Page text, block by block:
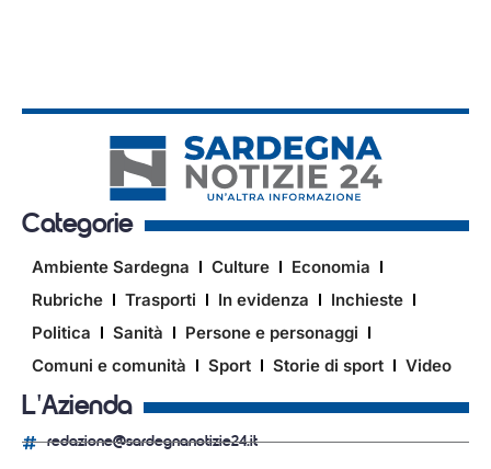
Categorie
Ambiente Sardegna Culture
Economia
Rubriche
Trasporti In evidenza
Inchieste
Politica
Sanità
Persone e personaggi
Comuni e comunità
Sport Storie di sport Video
L'Azienda
redazione@sardegnanotizie24.it